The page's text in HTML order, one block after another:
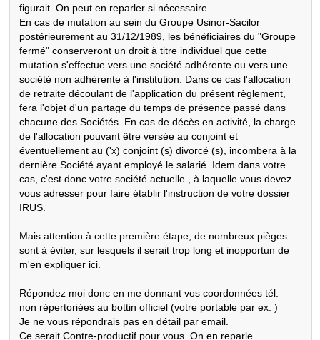
figurait. On peut en reparler si nécessaire.
En cas de mutation au sein du Groupe Usinor-Sacilor
postérieurement au 31/12/1989, les bénéficiaires du "Groupe
fermé" conserveront un droit à titre individuel que cette
mutation s'effectue vers une société adhérente ou vers une
société non adhérente à l'institution. Dans ce cas l'allocation
de retraite découlant de l'application du présent règlement,
fera l'objet d'un partage du temps de présence passé dans
chacune des Sociétés. En cas de décès en activité, la charge
de l'allocation pouvant être versée au conjoint et
éventuellement au ('x) conjoint (s) divorcé (s), incombera à la
dernière Société ayant employé le salarié. Idem dans votre
cas, c'est donc votre société actuelle , à laquelle vous devez
vous adresser pour faire établir l'instruction de votre dossier
IRUS.
Mais attention à cette première étape, de nombreux pièges
sont à éviter, sur lesquels il serait trop long et inopportun de
m'en expliquer ici.
Répondez moi donc en me donnant vos coordonnées tél.
non répertoriées au bottin officiel (votre portable par ex. )
Je ne vous répondrais pas en détail par email.
Ce serait Contre-productif pour vous. On en reparle.